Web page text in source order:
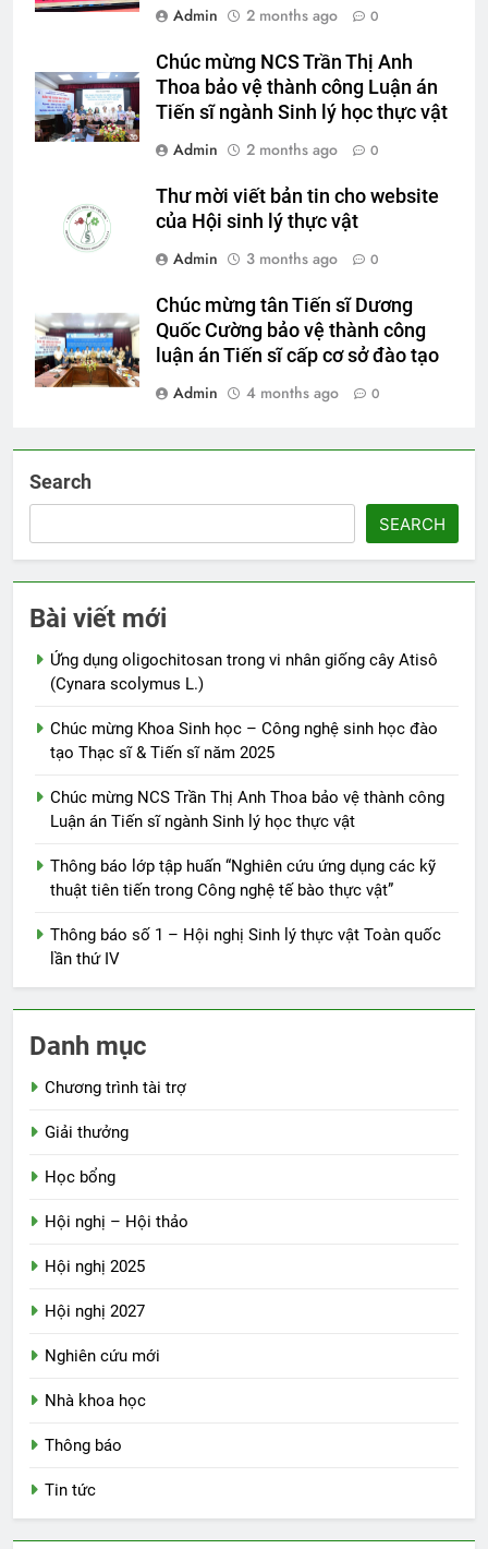
Admin
2 months ago 0
Chúc mừng NCS Trần Thị Anh
Thoa bảo vệ thành công Luận án
Tiến sĩ ngành Sinh lý học thực vật
Admin
2 months ago 0
Thư mời viết bản tin cho website
của Hội sinh lý thực vật
Admin
3 months ago 0
Chúc mừng tân Tiến sĩ Dương
Quốc Cường bảo vệ thành công
luận án Tiến sĩ cấp cơ sở đào tạo
Admin
4 months ago 0
Search
SEARCH
Bài viết mới
Ứng dụng oligochitosan trong vi nhân giống cây Atisô
(Cynara scolymus L.)
Chúc mừng Khoa Sinh học – Công nghệ sinh học đào
tạo Thạc sĩ & Tiến sĩ năm 2025
Chúc mừng NCS Trần Thị Anh Thoa bảo vệ thành công
Luận án Tiến sĩ ngành Sinh lý học thực vật
Thông báo lớp tập huấn “Nghiên cứu ứng dụng các kỹ
thuật tiên tiến trong Công nghệ tế bào thực vật”
Thông báo số 1 – Hội nghị Sinh lý thực vật Toàn quốc
lần thứ IV
Danh mục
Chương trình tài trợ
Giải thưởng
Học bổng
Hội nghị – Hội thảo
Hội nghị 2025
Hội nghị 2027
Nghiên cứu mới
Nhà khoa học
Thông báo
Tin tức